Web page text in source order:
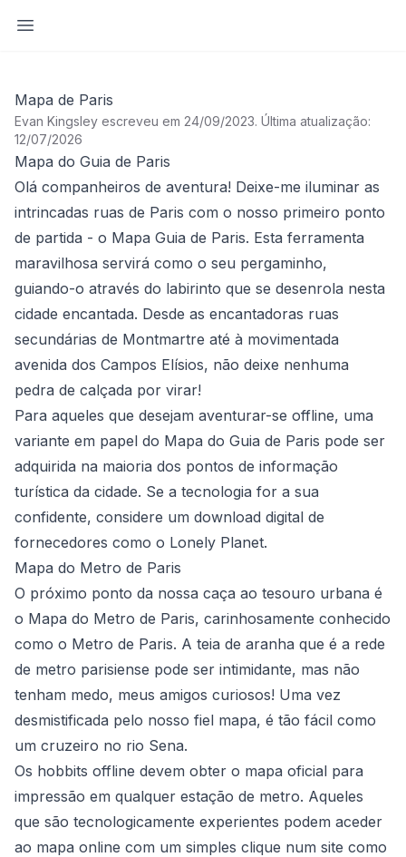
Abrir barra lateral
Mapa de Paris
Evan Kingsley escreveu em 24/09/2023. Última atualização:
12/07/2026
Mapa do Guia de Paris
Olá companheiros de aventura! Deixe-me iluminar as
intrincadas ruas de Paris com o nosso primeiro ponto
de partida - o Mapa Guia de Paris. Esta ferramenta
maravilhosa servirá como o seu pergaminho,
guiando-o através do labirinto que se desenrola nesta
cidade encantada. Desde as encantadoras ruas
secundárias de Montmartre até à movimentada
avenida dos Campos Elísios, não deixe nenhuma
pedra de calçada por virar!
Para aqueles que desejam aventurar-se offline, uma
variante em papel do Mapa do Guia de Paris pode ser
adquirida na maioria dos pontos de informação
turística da cidade. Se a tecnologia for a sua
confidente, considere um download digital de
fornecedores como o Lonely Planet.
Mapa do Metro de Paris
O próximo ponto da nossa caça ao tesouro urbana é
o Mapa do Metro de Paris, carinhosamente conhecido
como o Metro de Paris. A teia de aranha que é a rede
de metro parisiense pode ser intimidante, mas não
tenham medo, meus amigos curiosos! Uma vez
desmistificada pelo nosso fiel mapa, é tão fácil como
um cruzeiro no rio Sena.
Os hobbits offline devem obter o mapa oficial para
impressão em qualquer estação de metro. Aqueles
que são tecnologicamente experientes podem aceder
ao mapa online com um simples clique num site como